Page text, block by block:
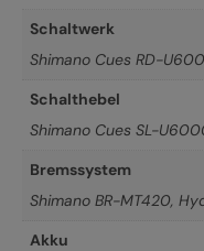
Schaltwerk
Shimano Cues RD-
Schalthebel
Shimano Cues SL-
Bremssystem
Shimano BR-MT420,
Akku